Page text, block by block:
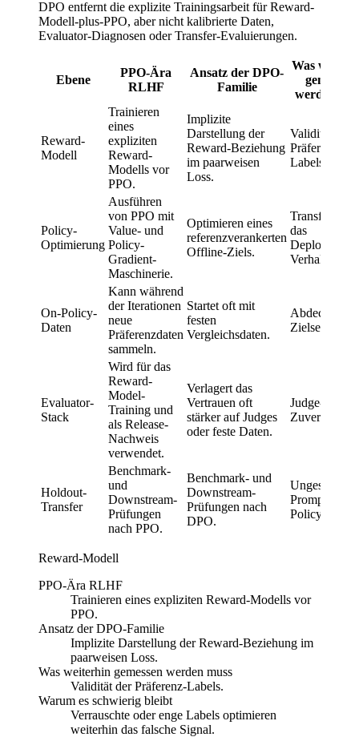
DPO entfernt die explizite Trainingsarbeit für Reward-
Modell-plus-PPO, aber nicht kalibrierte Daten,
Evaluator-Diagnosen oder Transfer-Evaluierungen.
Ebene
PPO-Ära
RLHF
Ansatz der DPO-
Familie
Was
gemessen
werden
Reward-
Modell
Trainieren
eines
expliziten
Reward-
Modells vor
PPO.
Implizite
Darstellung der
Reward-Beziehung
im paarweisen
Loss.
Validität der
Präferenz-
Labels.
Policy-
Optimierung
Ausführen
von PPO mit
Value- und
Policy-
Gradient-
Maschinerie.
Optimieren eines
referenzverankerten
Offline-Ziels.
Transfer auf
das
Deployment-
Verhalten.
On-Policy-
Daten
Kann während
der Iterationen
neue
Präferenzdaten
sammeln.
Startet oft mit
festen
Vergleichsdaten.
Abdeckung
Evaluator-
Stack
Wird für das
Reward-
Model-
Training und
als Release-
Nachweis
verwendet.
Verlagert das
Vertrauen oft
stärker auf Judges
oder feste Daten.
Judge-Bias
Holdout-
Transfer
Benchmark-
und
Downstream-
Prüfungen
nach PPO.
Benchmark- und
Downstream-
Prüfungen nach
DPO.
Ungesehene
Prompts und
Policy-
Reward-Modell
PPO-Ära RLHF
Trainieren eines expliziten Reward-Modells vor
PPO.
Ansatz der DPO-Familie
Implizite Darstellung der Reward-Beziehung im
paarweisen Loss.
Was weiterhin gemessen werden muss
Validität der Präferenz-Labels.
Warum es schwierig bleibt
Verrauschte oder enge Labels optimieren
weiterhin das falsche Signal.